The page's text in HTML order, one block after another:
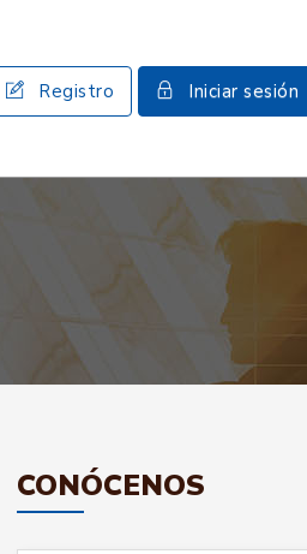
Registro Iniciar sesión
CONÓCENOS